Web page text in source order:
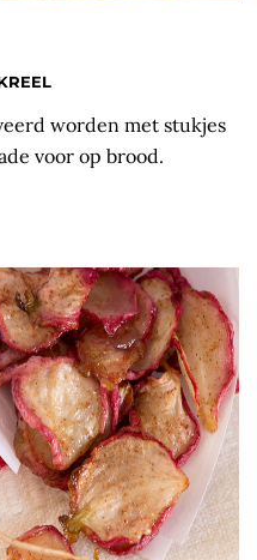
worden met stukjes
voor op brood.